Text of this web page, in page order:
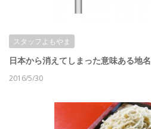
スタッフよもやま
日本から消えてしまった意味ある地名
2016/5/30